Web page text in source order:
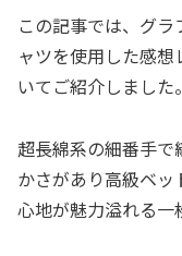
この記事では、グ
ャツを使用した感
いてご紹介しました。
超長綿系の細番手で
かさがあり高級ベ
心地が魅力溢れる一